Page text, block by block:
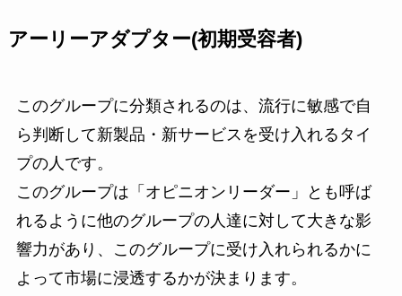
アーリーアダプター(初期受容者)
このグループに分類されるのは、流行に敏感で自
ら判断して新製品・新サービスを受け入れるタイ
プの人です。
このグループは「オピニオンリーダー」とも呼ば
れるように他のグループの人達に対して大きな影
響力があり、このグループに受け入れられるかに
よって市場に浸透するかが決まります。